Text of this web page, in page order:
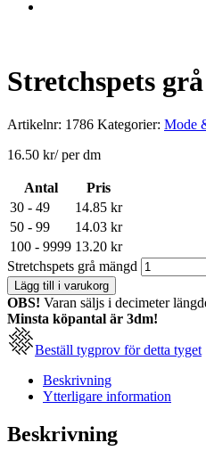
Stretchspets grå
Artikelnr: 1786 Kategorier: Mode
16.50 kr/ per dm
Antal
Pris
30 - 49
14.85 kr
50 - 99
14.03 kr
100 - 9999 13.20 kr
Stretchspets grå mängd
Lägg till i varukorg
OBS! Varan säljs i decimeter
Minsta köpantal är 3dm!
Beställ tygprov för detta tyget
Beskrivning
Ytterligare information
Beskrivning